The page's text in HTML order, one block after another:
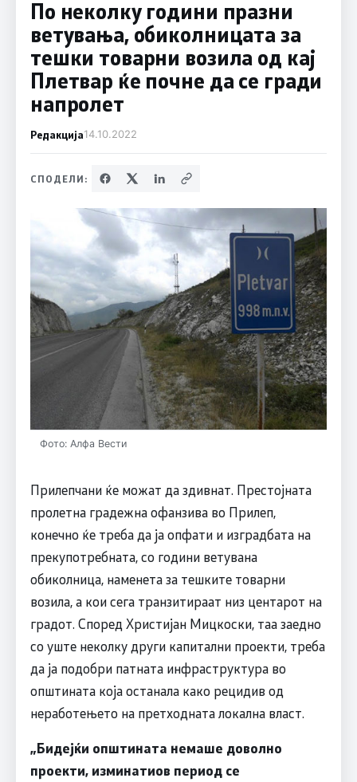
По неколку години празни
ветувања, обиколницата за
тешки товарни возила од кај
Плетвар ќе почне да се гради
напролет
Редакција14.10.2022
СПОДЕЛИ:
Фото: Алфа Вести
Прилепчани ќе можат да здивнат. Престојната
пролетна градежна офанзива во Прилеп,
конечно ќе треба да ја опфати и изградбата на
прекупотребната, со години ветувана
обиколница, наменета за тешките товарни
возила, а кои сега транзитираат низ центарот на
градот. Според Христијан Мицкоски, таа заедно
со уште неколку други капитални проекти, треба
да ја подобри патната инфраструктура во
општината која останала како рецидив од
неработењето на претходната локална власт.
„Бидејќи општината немаше доволно
проекти, изминатиов период се